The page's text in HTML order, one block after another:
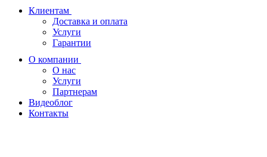
Клиентам
Доставка и оплата
Услуги
Гарантии
О компании
О нас
Услуги
Партнерам
Видеоблог
Контакты